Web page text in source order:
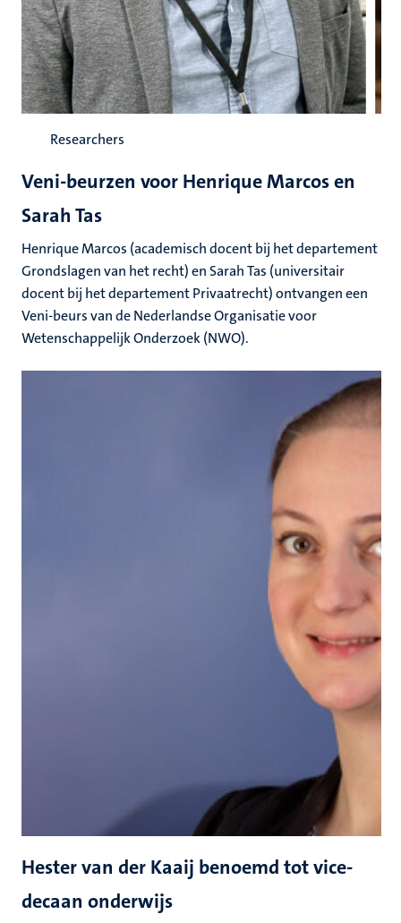
Researchers
Veni-beurzen voor Henrique Marcos en
Sarah Tas
Henrique Marcos (academisch docent bij het departement
Grondslagen van het recht) en Sarah Tas (universitair
docent bij het departement Privaatrecht) ontvangen een
Veni-beurs van de Nederlandse Organisatie voor
Wetenschappelijk Onderzoek (NWO).
Hester van der Kaaij benoemd tot vice-
decaan onderwijs